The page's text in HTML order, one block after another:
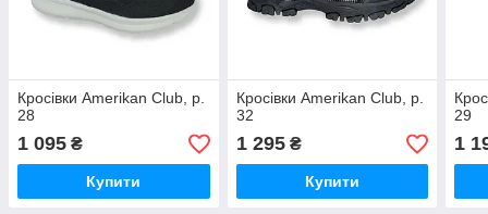
Кросівки Amerikan Club, р.
28
1 095 ₴
Купити
Кросівки Amerikan Club, р.
32
1 295₴
Купити
29
1